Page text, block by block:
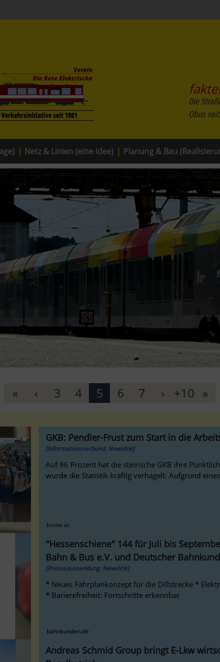
Die
Obus
Netz & Linien (eine Idee) Planung & Bau
« ‹ 3 4 5 6 7 › +10 »
GKB: Pendler-Frust zum Start in die
[Informationsverbund, Newslink]
Auf 96 Prozent hat die steirische GKB ihre
wurde die Statistik kräftig verhagelt: Aufgrund
krone.at
"Hessenschiene" 144 für Juli bis
Bahn & Bus e.V. und Deutscher
[Presseaussendung, Newslink]
* Neues Fahrplankonzept für die Dillstrecke *
* Barierefreiheit: Fortschritte erkennbar
bahnkunden.de
Andreas Schmid Group bringt E-Lkw